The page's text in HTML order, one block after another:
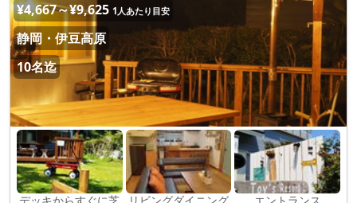
¥4,667～¥9,625 1人あたり目安
静岡・伊豆高原
10名迄